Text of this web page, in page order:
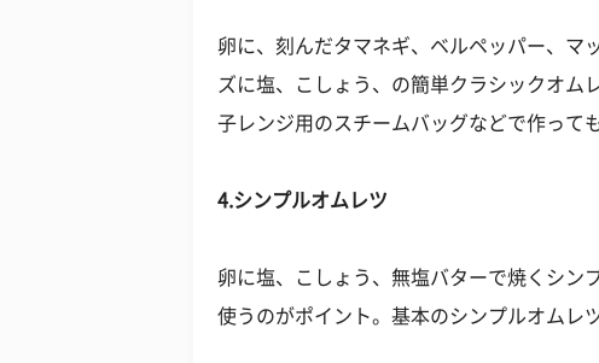
卵に、刻んだタマネギ、ベルペッパー、マ
ズに塩、こしょう、の簡単クラシックオム
子レンジ用のスチームバッグなどで作って
4.シンプルオムレツ
卵に塩、こしょう、無塩バターで焼くシン
使うのがポイント。基本のシンプルオムレ